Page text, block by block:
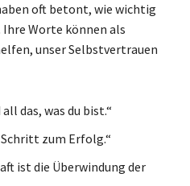
oft betont, wie wichtig
Ihre Worte können als
unser Selbstvertrauen
das, was du bist.“
zum Erfolg.“
ist die Überwindung der